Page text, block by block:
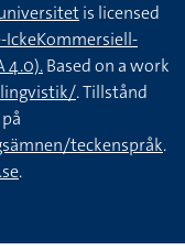
is licensed
IckeKommersiell-
4.0).Based on a work
. Tillstånd
teckenspråk.
.